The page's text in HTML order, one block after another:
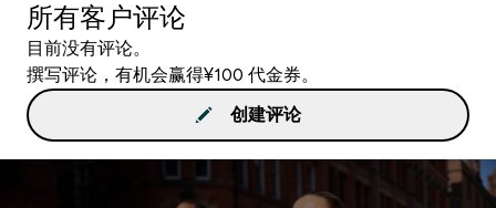
所有客户评论
目前没有评论。
撰写评论，有机会赢得¥100 代金券。
创建评论